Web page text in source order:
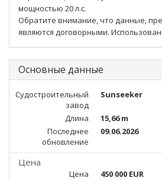
мощностью 20 л.с.
Обратите внимание, что данные,
являются договорными.
Основные данные
Судостроительный
завод
Sunseeker
Длина 15,66 m
Последнее
обновление
09.06.2026
Цена
Цена 450 000 EUR